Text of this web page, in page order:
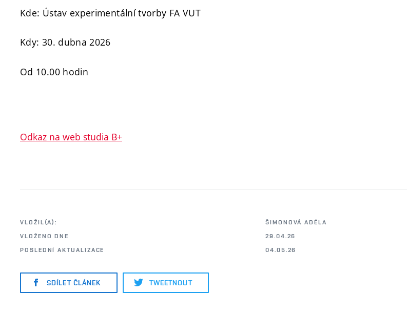
Kde: Ústav experimentální tvorby FA VUT
Kdy: 30. dubna 2026
Od 10.00 hodin
Odkaz na web studia B+
VLOŽIL(A):
ŠIMONOVÁ ADÉLA
VLOŽENO DNE
29.04.26
POSLEDNÍ AKTUALIZACE
04.05.26
SDÍLET ČLÁNEK TWEETNOUT